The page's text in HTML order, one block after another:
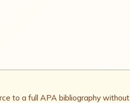
to a full APA bibliography without